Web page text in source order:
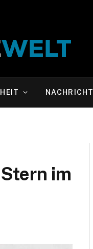
NACHRICHT
im